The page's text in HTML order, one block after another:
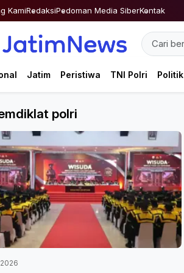
KamiRedaksiPedoman Media SiberKontak
Jatim Peristiwa TNI Polri Politik
polri